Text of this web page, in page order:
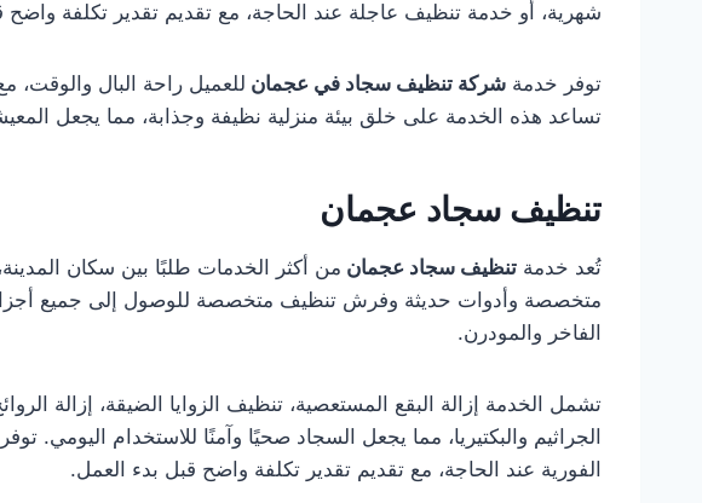
شهرية، أو خدمة تنظيف عاجلة عند الحاجة، مع تقديم تقدير تكلفة واضح
توفر خدمة شركة تنظيف سجاد في عجمان للعميل راحة البال والوقت،
تساعد هذه الخدمة على خلق بيئة منزلية نظيفة وجذابة، مما يجعل
تنظيف سجاد عجمان
تُعد خدمة تنظيف سجاد عجمان من أكثر الخدمات طلبًا بين سكان
متخصصة وأدوات حديثة وفرش تنظيف متخصصة للوصول إلى جميع
الفاخر والمودرن.
تشمل الخدمة إزالة البقع المستعصية، تنظيف الزوايا الضيقة، إزالة
الجراثيم والبكتيريا، مما يجعل السجاد صحيًا وآمنًا للاستخدام اليومي.
الفورية عند الحاجة، مع تقديم تقدير تكلفة واضح قبل بدء العمل.